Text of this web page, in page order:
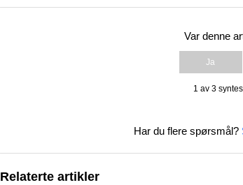
Var denne
Ja
1 av 3
Har du flere spørsmål?
Relaterte artikler